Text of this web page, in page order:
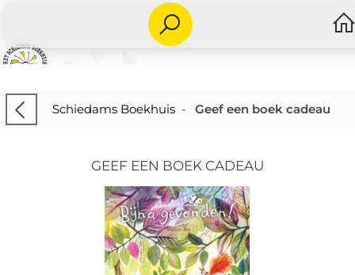
Schiedams Boekhuis- Geef een boek cadeau
GEEF EEN BOEK CADEAU